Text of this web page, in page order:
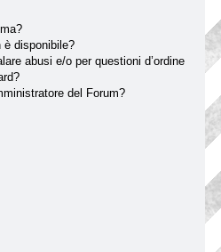
è disponibile?
abusi e/o per questioni d’ordine
del Forum?